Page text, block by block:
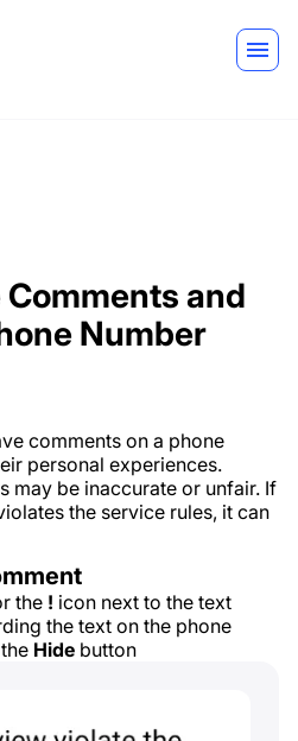
and
Number
comments on a phone
personal experiences.
may be inaccurate or unfair. If
the service rules, it can
the ! icon next to the text
the text on the phone
Hide button